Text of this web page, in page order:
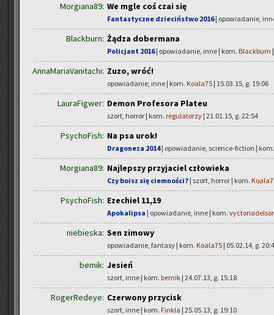
Morgiana89: We mgle coś czai się
Fantastyczne dzieciństwo 2016| opowiadanie,
Blackburn: Żądza dobermana
Policjant 2016| opowiadanie, inne | kom. Blackburn
AnnaMariaVanitachi: Zuzo, wróć!
opowiadanie, inne | kom. Koala75 | 15.03.15, g. 19:06
LauraFigwer: Demon Profesora Plateu
szort, horror | kom. regulatorzy | 21.01.15, g. 22:54
PsychoFish: Na psa urok!
Dragoneza 2014| opowiadanie, science-fiction |
Morgiana89: Najlepszy przyjaciel człowieka
Czy boisz się ciemności? | szort, horror | kom.
PsychoFish: Ezechiel 11,19
Apokalipsa | opowiadanie, inne | kom.
niebieska: Sen zimowy
opowiadanie, fantasy | kom. Koala75 | 05.02.14, g.
bemik: Jesień
szort, inne | kom. bemik | 24.07.13, g. 15:18
RogerRedeye: Czerwony przycisk
szort, inne | kom. Finkla | 25.05.13, g. 19:10